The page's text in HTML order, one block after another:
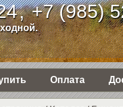
,+7 (985)
Оплата